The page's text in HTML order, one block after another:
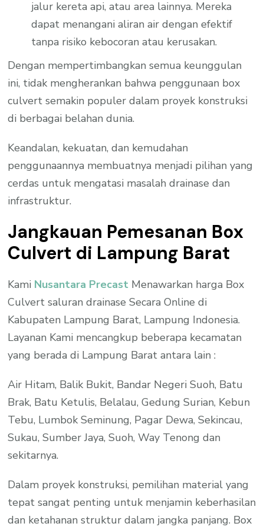
jalur kereta api, atau area lainnya. Mereka
dapat menangani aliran air dengan efektif
tanpa risiko kebocoran atau kerusakan.
Dengan mempertimbangkan semua keunggulan
ini, tidak mengherankan bahwa penggunaan box
culvert semakin populer dalam proyek konstruksi
di berbagai belahan dunia.
Keandalan, kekuatan, dan kemudahan
penggunaannya membuatnya menjadi pilihan yang
cerdas untuk mengatasi masalah drainase dan
infrastruktur.
Jangkauan Pemesanan Box
Culvert di Lampung Barat
Kami Nusantara Precast Menawarkan harga Box
Culvert saluran drainase Secara Online di
Kabupaten Lampung Barat, Lampung Indonesia.
Layanan Kami mencangkup beberapa kecamatan
yang berada di Lampung Barat antara lain :
Air Hitam, Balik Bukit, Bandar Negeri Suoh, Batu
Brak, Batu Ketulis, Belalau, Gedung Surian, Kebun
Tebu, Lumbok Seminung, Pagar Dewa, Sekincau,
Sukau, Sumber Jaya, Suoh, Way Tenong dan
sekitarnya.
Dalam proyek konstruksi, pemilihan material yang
tepat sangat penting untuk menjamin keberhasilan
dan ketahanan struktur dalam jangka panjang. Box